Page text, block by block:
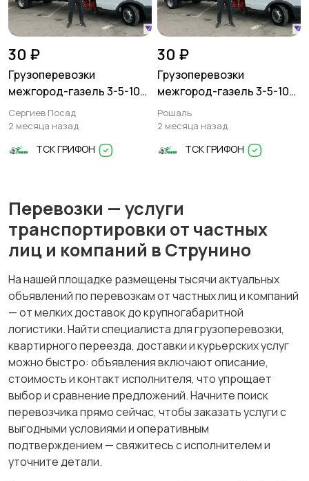
30 ₽
Грузоперевозки
межгород-газель 3-5-10
тонн
Сергиев Посад
2 месяца назад
ТСК ГРИФОН
30 ₽
Грузоперевозки
межгород-газель 3-5-10
тонн
Рошаль
2 месяца назад
ТСК ГРИФОН
Перевозки — услуги
транспортировки от частных
лиц и компаний в Струнино
На нашей площадке размещены тысячи актуальных
объявлений по перевозкам от частных лиц и компаний
— от мелких доставок до крупногабаритной
логистики. Найти специалиста для грузоперевозки,
квартирного переезда, доставки и курьерских услуг
можно быстро: объявления включают описание,
стоимость и контакт исполнителя, что упрощает
выбор и сравнение предложений. Начните поиск
перевозчика прямо сейчас, чтобы заказать услуги с
выгодными условиями и оперативным
подтверждением — свяжитесь с исполнителем и
уточните детали.